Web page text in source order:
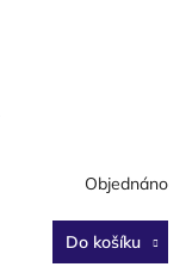
Objednáno
Do košíku